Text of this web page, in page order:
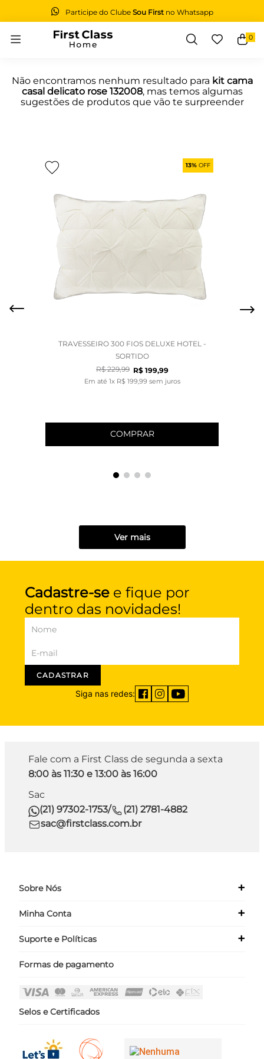
Participe do ClubeSou First no Whatsapp
0
Não encontramos nenhum resultado para kit cama
casal delicato rose 132008, mas temos algumas
sugestões de produtos que vão te surpreender
13% OFF
TRAVESSEIRO 300 FIOS DELUXE HOTEL -
SORTIDO
R$ 229,99 R$ 199,99
Em até 1x R$ 199 99 sem juros
COMPRAR
Ver mais
Cadastre-se e fique por
dentro das novidades!
CADASTRAR
Siga nas redes:
Fale com a First Class de segunda a sexta
8:00 às 11:30 e 13:00 às 16:00
Sac
(21) 97302-1753/
(21) 2781-4882
sac@firstclass.com.br
Sobre Nós +
Quem Somos
Minha Conta +
Meus Dados
Suporte e Políticas +
Políticas
Fale Conosco
Formas de pagamento
Selos e Certificados